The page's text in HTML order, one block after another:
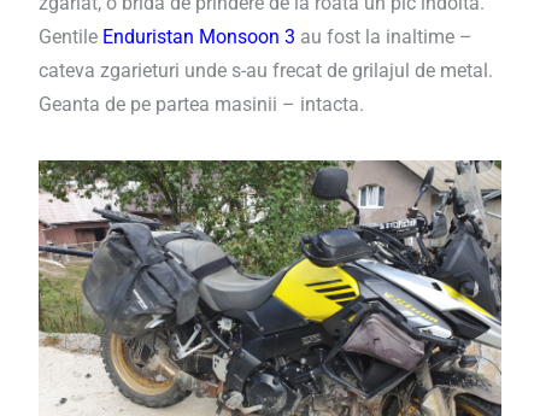
Gentile Enduristan Monsoon 3 au fost la inaltime –
cateva zgarieturi unde s-au frecat de grilajul de metal.
Geanta de pe partea masinii – intacta.